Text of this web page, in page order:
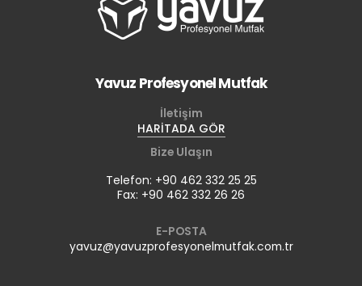
Yavuz Profesyonel Mutfak
İletişim
HARİTADA GÖR
Bize Ulaşın
Telefon: +90 462 332 25 25
Fax: +90 462 332 26 26
E-POSTA
yavuz@yavuzprofesyonelmutfak.com.tr